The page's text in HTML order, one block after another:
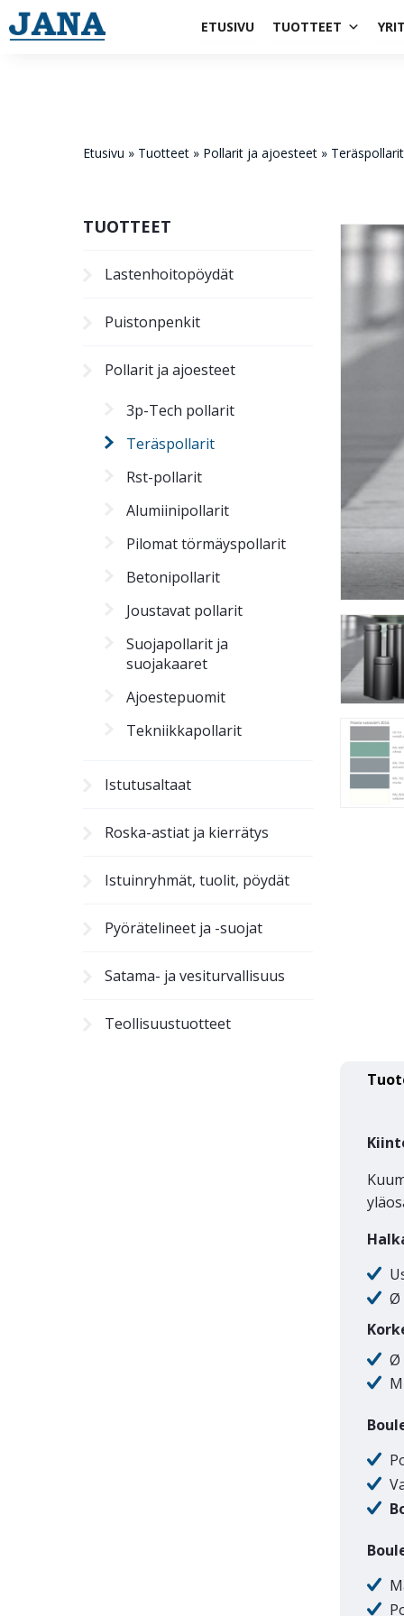
1984
ETUSIVU
TUOTTEET
Etusivu » Tuotteet » Pollarit ja ajoesteet » Teräspollarit
TUOTTEET
Lastenhoito­pöydät
Puistonpenkit
Pollarit ja ajoesteet
3p-Tech pollarit
Teräspollarit
Rst-pollarit
Alumiinipollarit
Pilomat törmäyspollarit
Betonipollarit
Joustavat pollarit
Suojapollarit ja
suojakaaret
Ajoestepuomit
Tekniikkapollarit
Istutusaltaat
Roska-astiat ja kierrätys
Istuinryhmät, tuolit, pöydät
Pyörätelineet ja -suojat
Satama- ja vesiturvallisuus
Teollisuustuotteet
Ø
Ø